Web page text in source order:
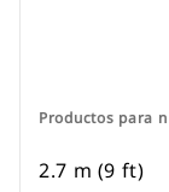
Productos para
2.7 m (9 ft)